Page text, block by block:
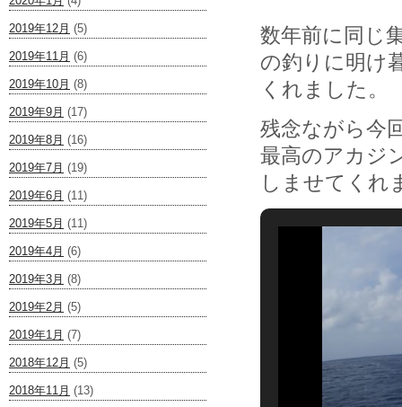
2019年12月 (5)
2019年11月 (6)
2019年10月 (8)
2019年9月 (17)
2019年8月 (16)
2019年7月 (19)
2019年6月 (11)
2019年5月 (11)
2019年4月 (6)
2019年3月 (8)
2019年2月 (5)
2019年1月 (7)
2018年12月 (5)
2018年11月 (13)
数年前に同じ
の釣りに明け
くれました。
残念ながら今
最高のアカジ
しませてくれ